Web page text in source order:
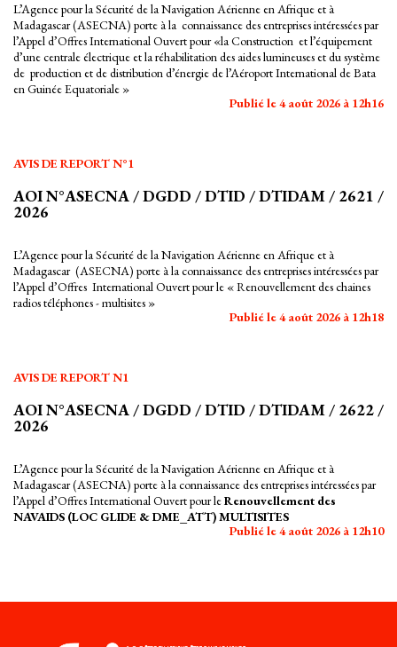
L’Agence pour la Sécurité de la Navigation Aérienne en Afrique et à
Madagascar (ASECNA) porte à la connaissance des entreprises intéressées par
l’Appel d’Offres International Ouvert pour «la Construction et l’équipement
d’une centrale électrique et la réhabilitation des aides lumineuses et du système
de production et de distribution d’énergie de l’Aéroport International de Bata
en Guinée Equatoriale »
Publié le 4 août 2026 à 12h16
AVIS DE REPORT N°1
AOI N°ASECNA / DGDD / DTID / DTIDAM / 2621 /
2026
L’Agence pour la Sécurité de la Navigation Aérienne en Afrique et à
Madagascar (ASECNA) porte à la connaissance des entreprises intéressées par
l’Appel d’Offres International Ouvert pour le « Renouvellement des chaines
radios téléphones - multisites »
Publié le 4 août 2026 à 12h18
AVIS DE REPORT N1
AOI N°ASECNA / DGDD / DTID / DTIDAM / 2622 /
2026
L’Agence pour la Sécurité de la Navigation Aérienne en Afrique et à
Madagascar (ASECNA) porte à la connaissance des entreprises intéressées par
l’Appel d’Offres International Ouvert pour leRenouvellement des
NAVAIDS (LOC GLIDE & DME_ATT) MULTISITES
Publié le 4 août 2026 à 12h10